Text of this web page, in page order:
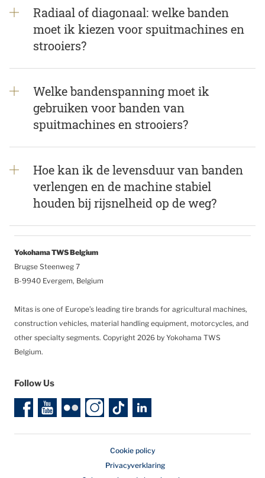
Radiaal of diagonaal: welke banden
moet ik kiezen voor spuitmachines en
strooiers?
Welke bandenspanning moet ik
gebruiken voor banden van
spuitmachines en strooiers?
Hoe kan ik de levensduur van banden
verlengen en de machine stabiel
houden bij rijsnelheid op de weg?
Yokohama TWS Belgium
Brugse Steenweg 7
B-9940 Evergem, Belgium
Mitas is one of Europe’s leading tire brands for agricultural machines,
construction vehicles, material handling equipment, motorcycles, and
other specialty segments. Copyright 2026 by Yokohama TWS
Belgium.
Follow Us
Cookie policy
Privacyverklaring